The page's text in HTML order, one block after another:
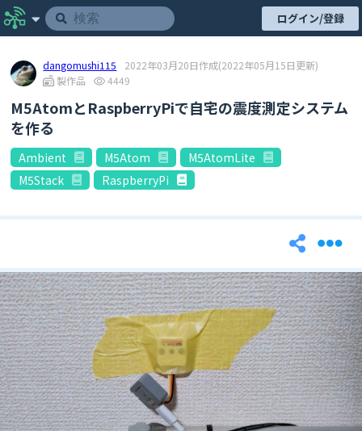
ログイン/登録
dangomushi115 2022年03月20日作成(2022年05月15日更新)
製作品
4449
M5AtomとRaspberryPiで自宅の震度測定システム
を作る
Ambient M5Atom
M5AtomLite
M5Stack
RaspberryPi